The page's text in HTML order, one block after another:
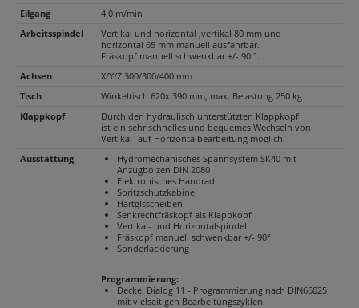
Eilgang
4,0 m/min
Arbeitsspindel
Vertikal und horizontal ,vertikal 80 mm und
horizontal 65 mm manuell ausfahrbar.
Fräskopf manuell schwenkbar +/- 90 °.
Achsen
X/Y/Z 300/300/400 mm
Tisch
Winkeltisch 620x 390 mm, max. Belastung 250 kg
Klappkopf
Durch den hydraulisch unterstützten Klappkopf
ist ein sehr schnelles und bequemes Wechseln von
Vertikal- auf Horizontalbearbeitung möglich.
Ausstattung
Hydromechanisches Spannsystem SK40 mit
Anzugbolzen DIN 2080
Elektronisches Handrad
Spritzschutzkabine
Hartglsscheiben
Senkrechtfräskopf als Klappkopf
Vertikal- und Horizontalspindel
Fräskopf manuell schwenkbar +/- 90°
Sonderlackierung
Programmierung:
Deckel Dialog 11 - Programmierung nach DIN66025
mit vielseitigen Bearbeitungszyklen.